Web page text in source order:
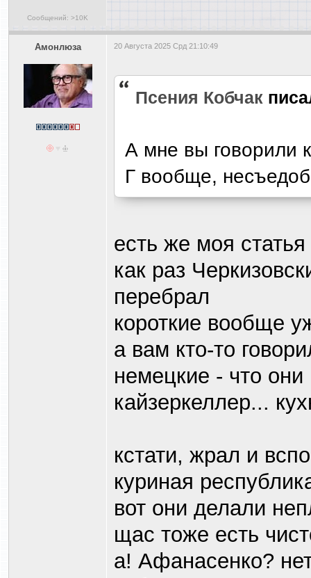
Сообщений: >10K
Амонлюза 20 Августа 2025 Срд 21:10:49
Псения Кобчак
А мне вы говорили
Г вообще,
есть же моя
как раз
перебрал
короткие вообще
а вам кто-то
немецкие - что
кайзеркеллер...
кстати, жрал и
куриная
вот они делали
щас тоже есть
а! Афанасенко?